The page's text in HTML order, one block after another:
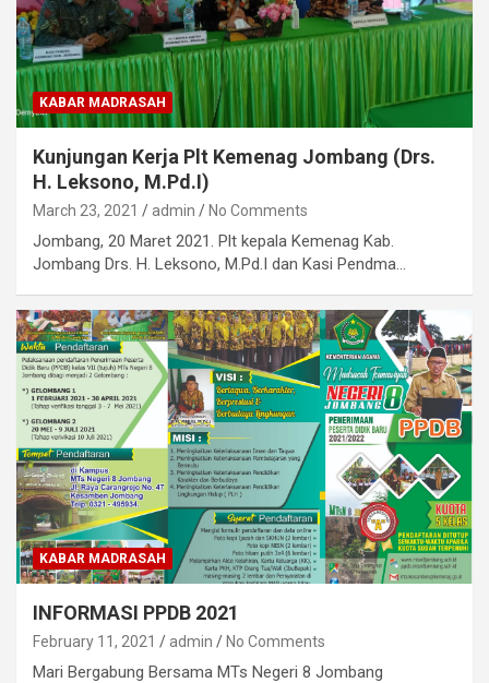
KABAR MADRASAH
Kunjungan Kerja Plt Kemenag Jombang (Drs.
H. Leksono, M.Pd.I)
March 23, 2021 admin No Comments
Jombang, 20 Maret 2021. Plt kepala Kemenag Kab.
Jombang Drs. H. Leksono, M.Pd.I dan Kasi Pendma…
KABAR MADRASAH
INFORMASI PPDB 2021
February 11, 2021 admin No Comments
Mari Bergabung Bersama MTs Negeri 8 Jombang